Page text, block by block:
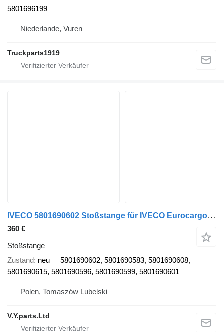
5801696199
Niederlande, Vuren
Truckparts1919
IVECO 5801690602 Stoßstange für IVECO Eurocargo LKW
360 €
Stoßstange
Zustand neu
5801690602, 5801690583, 5801690608,
5801690615, 5801690596, 5801690599, 5801690601
Polen, Tomaszów Lubelski
V.Y.parts.Ltd